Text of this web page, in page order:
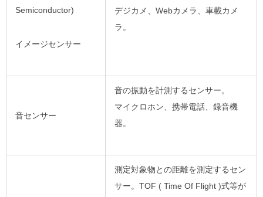
Semiconductor)
イメージセンサー
デジカメ、 Webカメラ、車載カメ
ラ。
音センサー
音の振動を計測するセンサー。
マイクロホン、携帯電話、録音機
器。
測定対象物との距離を測定するセン
サー。 TOF ( Time Of Flight )式等が